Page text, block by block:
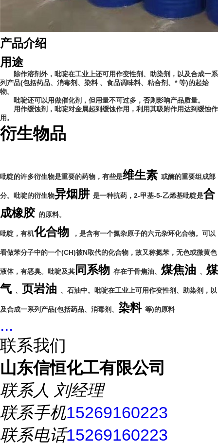
产品介绍
用途
除作溶剂外，吡啶在工业上还可用作变性剂、助染剂，以及合成一系
列产品(包括药品、消毒剂、染料 、食品调味料、粘合剂、* 等)的起始
物。
吡啶还可以用做催化剂，但用量不可过多，否则影响产品质量。
用作缓蚀剂，吡啶对金属起到缓蚀作用，利用其吸附作用达到缓蚀作
用。
衍生物品
吡啶的许多衍生物是重要的药物，有些是维生素 或酶的重要组成部
分。吡啶的衍生物异烟肼 是一种抗药，2-甲基-5-乙烯基吡啶是合
成橡胶 的原料。
吡啶，有机化合物 ，是含有一个氮杂原子的六元杂环化合物。可以
看做苯分子中的一个(CH)被N取代的化合物，故又称氮苯，无色或微黄色
液体，有恶臭。吡啶及其 同系物 存在于骨焦油、 煤焦油 、 煤
气 、 页岩油 、石油中。吡啶在工业上可用作变性剂、助染剂，以
及合成一系列产品(包括药品、消毒剂、 染料 等)的原料
...
联系我们
山东信恒化工有限公司
联系人 刘经理
联系手机15269160223
联系电话15269160223